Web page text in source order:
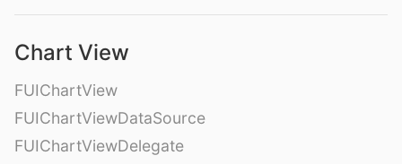
Chart View
FUIChartView
FUIChartViewDataSource
FUIChartViewDelegate